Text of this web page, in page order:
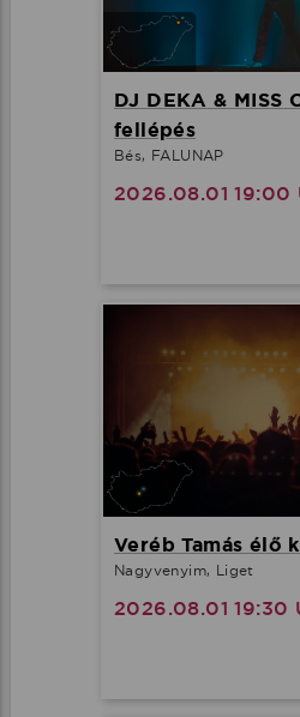
DJ DEKA & MISS
fellépés
Bés, FALUNAP
2026.08.01 19:00
Veréb Tamás élő
Nagyvenyim, Liget
2026.08.01 19:30